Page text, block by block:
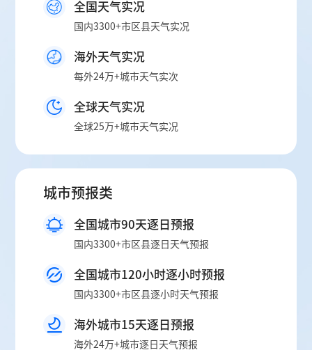
全国天气实况
国内3300+市区县天气实况
海外天气实况
每外24万+城市天气实次
全球天气实况
全球25万+城市天气实况
城市预报类
全国城市90天逐日预报
国内3300+市区县逐日天气预报
全国城市120小时逐小时预报
国内3300+市区县逐小时天气预报
海外城市15天逐日预报
海外24万+城市逐日天气预报